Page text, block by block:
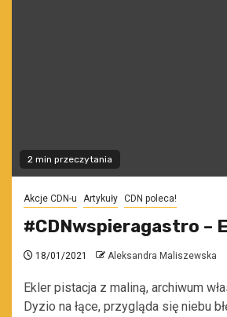
2 min przeczytania
Akcje CDN-u Artykuły CDN poleca!
#CDNwspieragastro –
18/01/2021 Aleksandra Maliszewska
Ekler pistacja z maliną, archiwum
Dyzio na łące, przygląda się niebu